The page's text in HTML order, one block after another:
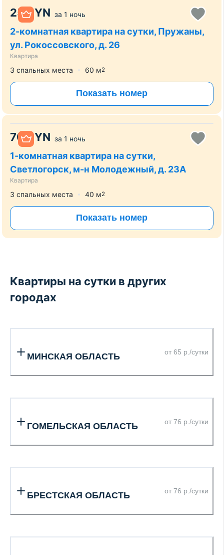
25 BYN за 1 ночь
2-комнатная квартира на сутки, Пружаны,
ул. Рокоссовского, д. 26
Квартира
3 спальных места 60 м2
Показать номер
70 BYN за 1 ночь
1-комнатная квартира на сутки,
Светлогорск, м-н Молодежный, д. 23А
Квартира
3 спальных места 40 м2
Показать номер
Квартиры на сутки в других
городах
МИНСКАЯ ОБЛАСТЬ от 65 р./сутки
ГОМЕЛЬСКАЯ ОБЛАСТЬ от 76 р./сутки
БРЕСТСКАЯ ОБЛАСТЬ от 76 р./сутки